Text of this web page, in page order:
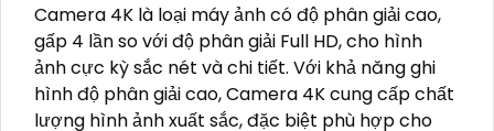
Camera 4K là loại máy ảnh có độ phân giải cao,
gấp 4 lần so với độ phân giải Full HD, cho hình
ảnh cực kỳ sắc nét và chi tiết. Với khả năng ghi
hình độ phân giải cao, Camera 4K cung cấp chất
lượng hình ảnh xuất sắc, đặc biệt phù hợp cho